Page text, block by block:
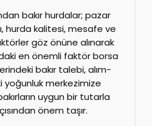
bakır hurdalar; pazar
hurda kalitesi, mesafe ve
göz önüne alınarak
en önemli faktör borsa
bakır talebi, alım-
yoğunluk merkezimize
uygun bir tutarla
önem taşır.